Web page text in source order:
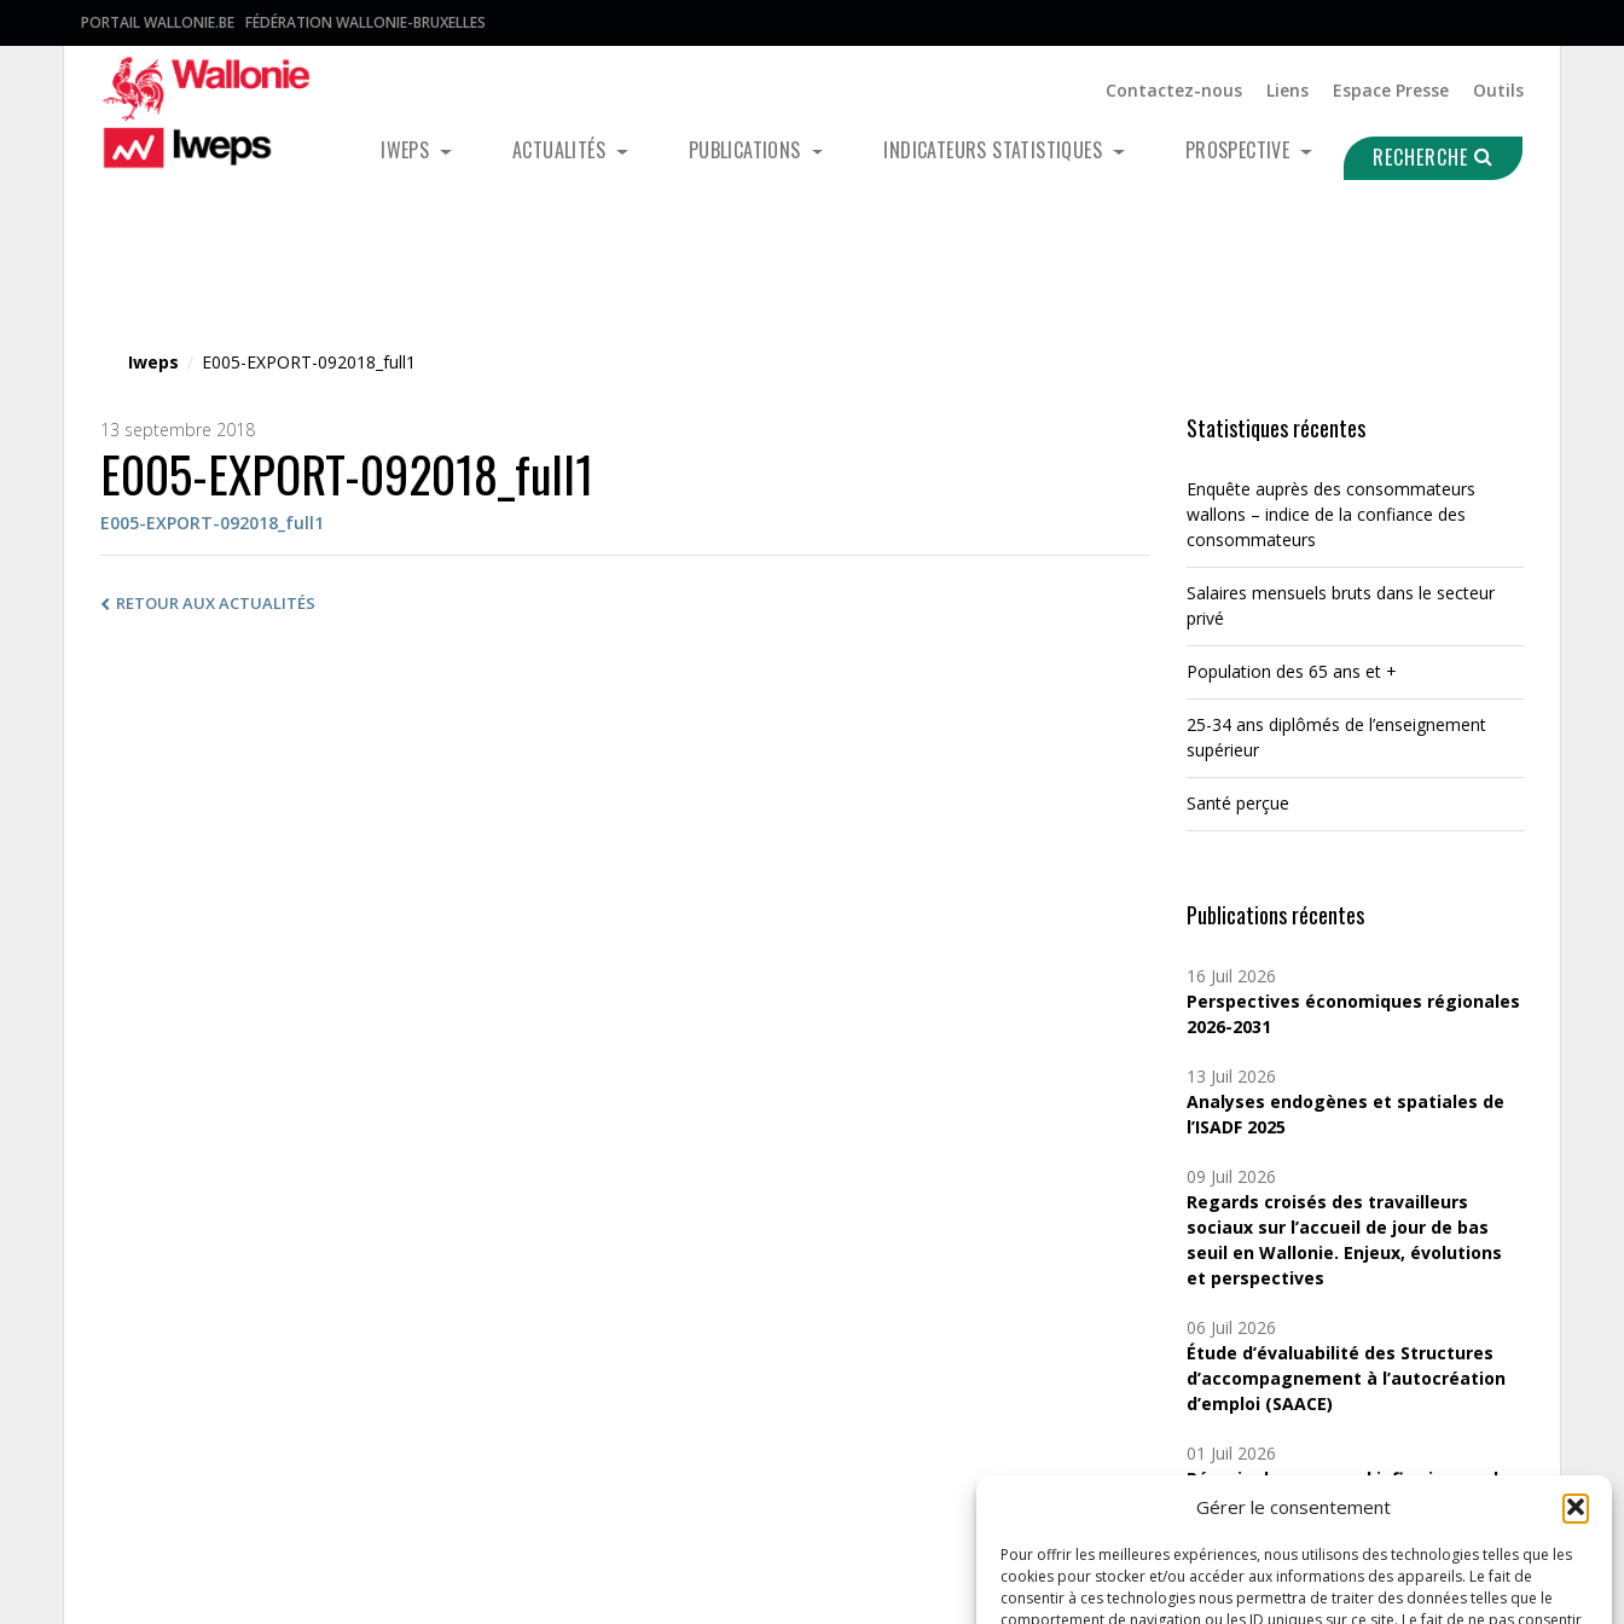
Gérer le consentement
Pour offrir les meilleures expériences, nous utilisons des technologies telles que les
cookies pour stocker et/ou accéder aux informations des appareils. Le fait de
consentir à ces technologies nous permettra de traiter des données telles que le
comportement de navigation ou les ID uniques sur ce site. Le fait de ne pas consentir
PORTAIL WALLONIE.BE FÉDÉRATION WALLONIE-BRUXELLES
Contactez-nous Liens Espace Presse Outils
IWEPS ACTUALITÉS PUBLICATIONS INDICATEURS STATISTIQUES PROSPECTIVE RECHERCHE
Iweps / E005-EXPORT-092018_full1
13 septembre 2018
E005-EXPORT-092018_full1
E005-EXPORT-092018_full1
RETOUR AUX ACTUALITÉS
Statistiques récentes
Enquête auprès des consommateurs
wallons – indice de la confiance des
consommateurs
Salaires mensuels bruts dans le secteur
privé
Population des 65 ans et +
25-34 ans diplômés de l’enseignement
supérieur
Santé perçue
Publications récentes
16 Juil 2026
Perspectives économiques régionales
2026-2031
13 Juil 2026
Analyses endogènes et spatiales de
l’ISADF 2025
09 Juil 2026
Regards croisés des travailleurs
sociaux sur l’accueil de jour de bas
seuil en Wallonie. Enjeux, évolutions
et perspectives
06 Juil 2026
Étude d’évaluabilité des Structures
d’accompagnement à l’autocréation
d’emploi (SAACE)
01 Juil 2026
Pénurie du personnel infirmier :quels
indicateurs d’offre de soins pour